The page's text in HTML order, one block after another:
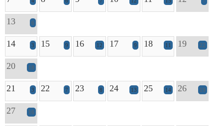
13 6
14 3 15 9 16 12 17 9 18 11 19 22
20 18
21 3 22 7 23 8 24 13 25 14 26 19
27 16